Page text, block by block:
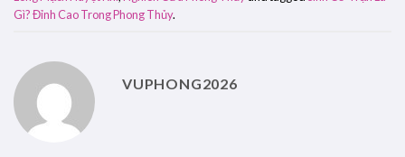
Gì? Đỉnh Cao Trong Phong Thủy.
VUPHONG2026